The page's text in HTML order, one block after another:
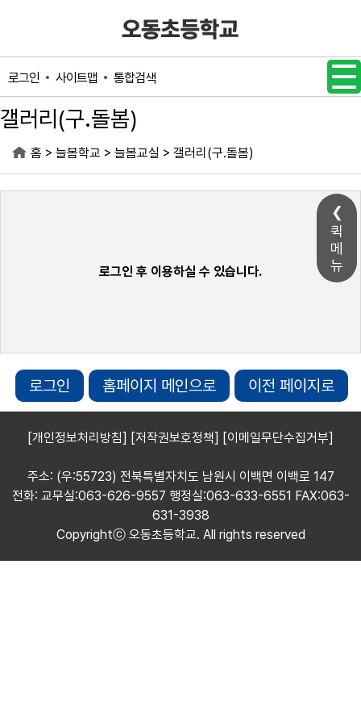
퀵
메
뉴
로그인 사이트맵 통합검색
갤러리(구.돌봄)
홈 > 늘봄학교 > 늘봄교실 > 갤러리(구.돌봄)
로그인 후 이용하실 수 있습니다.
로그인 홈페이지 메인으로 이전 페이지로
[개인정보처리방침] [저작권보호정책] [이메일무단수집거부]
주소: (우:55723) 전북특별자치도 남원시 이백면 이백로 147
전화: 교무실:063-626-9557 행정실:063-633-6551 FAX:063-
631-3938
Copyrightⓒ 오동초등학교. All rights reserved